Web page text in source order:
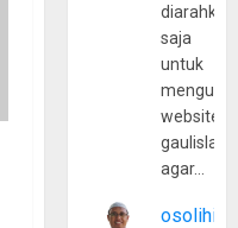
diarahkan
saja
untuk
website
agar…
osolihin